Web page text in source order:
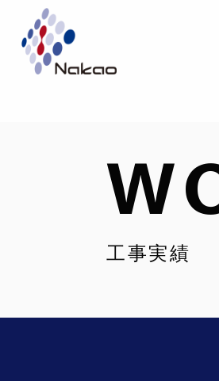
工事実績